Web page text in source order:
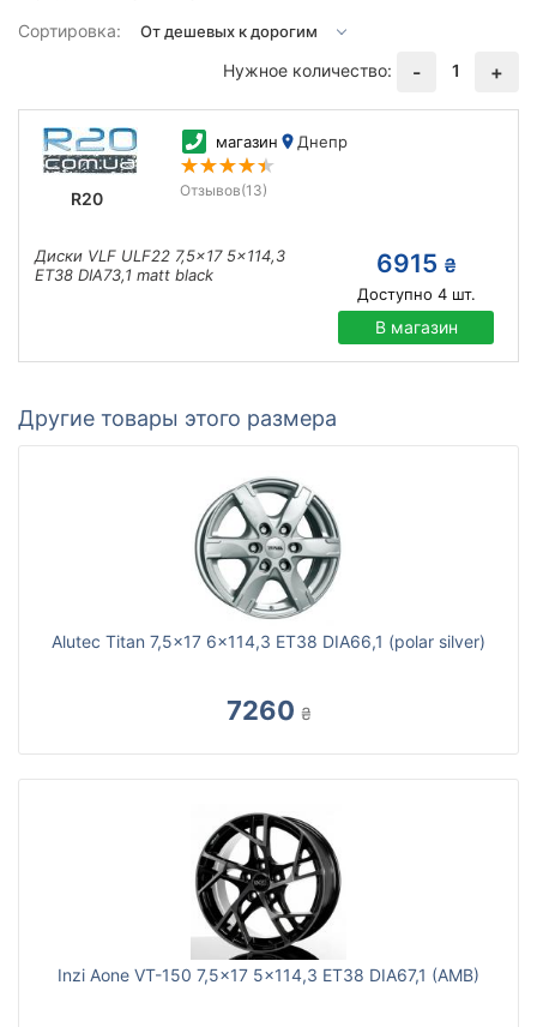
Сортировка:
Нужное количество:
- 1 +
R20
магазин Днепр
Отзывов(13)
Диски VLF ULF22 7,5x17 5x114,3
ET38 DIA73,1 matt black
6915 ₴
Доступно 4шт.
В магазин
Другие товары этого размера
Alutec Titan 7,5x17 6x114,3 ET38 DIA66,1 (polar silver)
7260 ₴
Inzi Aone VT-150 7,5x17 5x114,3 ET38 DIA67,1 (AMB)